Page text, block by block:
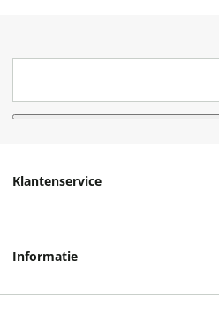
Klantenservice
Informatie